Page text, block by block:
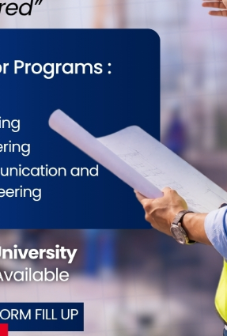
क्याम्पस कहलीएको विराटनगरस्थित महेन्द्र
अवस्था अहिले लथालिंङग छ । क्याम्पस प्रशासन
पटकपटक चोरी हुदासमेत प्रशासनले
कार्यक्रम सम्पन्न भएको छ । मैथिली बिकास
गरेको कार्यक्रम मा ७० पिन्ट रगत संकलन भएको
टी बजारमा